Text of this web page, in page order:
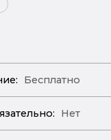
Бесплатно
Нет